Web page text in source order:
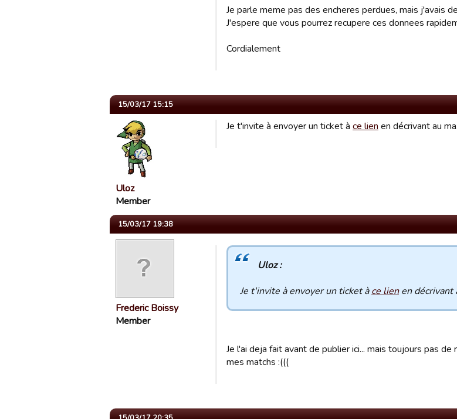
Je parle meme pas des encheres perdues, mais j'avais
J'espere que vous pourrez recupere ces donnees
Cordialement
15/03/17 15:15
Uloz
Member
Je t'invite à envoyer un ticket à ce lien en décrivant au
15/03/17 19:38
Frederic Boissy
Member
Uloz :
Je t'invite à envoyer un ticket àce lienen décrivant
Je l'ai deja fait avant de publier ici... mais toujours pas
mes matchs :(((